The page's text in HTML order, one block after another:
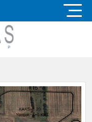
Skip